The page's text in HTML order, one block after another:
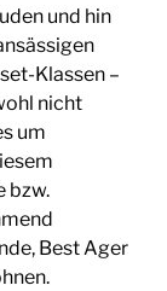
und hin
Klassen –
nicht
um
bzw.
Best Ager